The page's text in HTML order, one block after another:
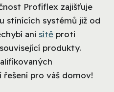
Profiflex zajišťuje
stínících systémů již od
ani sítě proti
produkty.
řešení pro váš domov!